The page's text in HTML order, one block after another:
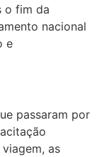
o fim da
nacional
e
passaram por
as